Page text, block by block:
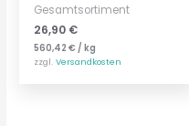
Gesamtsortiment
26,90 €
560,42€ /kg
zzgl.Versandkosten